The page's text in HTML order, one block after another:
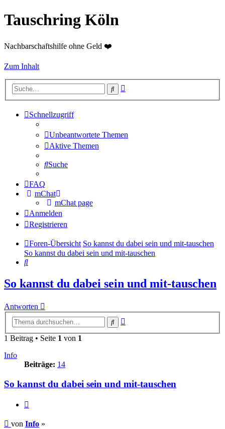
Tauschring Köln
Nachbarschaftshilfe ohne Geld ❤️
Zum Inhalt
Suche
Schnellzugriff
Unbeantwortete Themen
Aktive Themen
Suche
FAQ
mChat
mChat page
Anmelden
Registrieren
Foren-Übersicht So kannst du dabei sein und mit-tauschen
So kannst du dabei sein und mit-tauschen
Suche
So kannst du dabei sein und mit-tauschen
Antworten
Suche
1 Beitrag • Seite 1 von 1
Info
Beiträge: 14
So kannst du dabei sein und mit-tauschen
Beitrag
von Info »